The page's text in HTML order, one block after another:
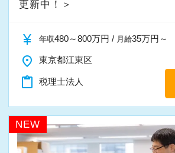
★会計・税理士事務所での
経験などは一切問いません！
＜歓迎条件／なくても大丈夫で
◎税理士資格一科目以上合格し
◎経理や簿記などの知識や経験
◎業界を問わず、営業・販売等
1日4時間、週3日以上からであれ
に対応いたします！
もちろんフルタイム勤務もOK！
◎日商簿記3級以上お持ちの方
◎基本的なPC操作ができる方
・従業員240名以上に拡大
・専門家が在籍しワンストップ支
＜学びを後押し＞
・書籍購入費／研修費は全額会
・隔月で税法・実務の学習会あ
・資格取得を目指す社員が多数
更新中！＞
currency_yen 年収480～800万円 / 月給35万円～
place 東京都江東区
content_paste 税理士法人
NEW